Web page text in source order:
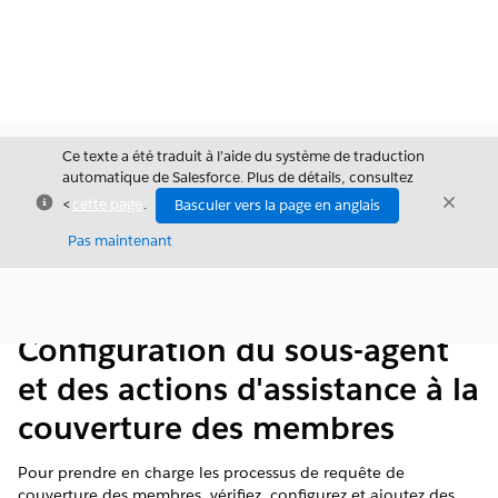
Fermer
Ce texte a été traduit à l’aide du système de traduction
automatique de Salesforce. Plus de détails, consultez
<cette page .
Basculer vers la page en anglais
Pas maintenant
Fermer
Configuration du sous-agent
et des actions d'assistance à la
couverture des membres
Pour prendre en charge les processus de requête de